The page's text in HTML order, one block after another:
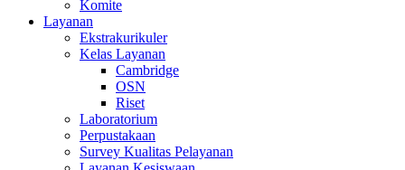
Komite
Layanan
Ekstrakurikuler
Kelas Layanan
Cambridge
OSN
Riset
Laboratorium
Perpustakaan
Survey Kualitas Pelayanan